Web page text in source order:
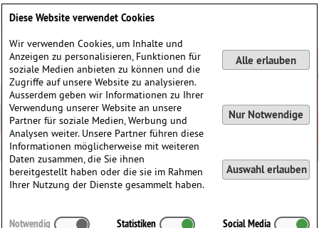
Michael Glinka
Glinka
Diese Website verwendet Cookies
Wir verwenden Cookies, um Inhalte und
Anzeigen zu personalisieren, Funktionen für
soziale Medien anbieten zu können und die
Zugriffe auf unsere Website zu analysieren.
Ausserdem geben wir Informationen zu Ihrer
Verwendung unserer Website an unsere
Partner für soziale Medien, Werbung und
Analysen weiter. Unsere Partner führen diese
Informationen möglicherweise mit weiteren
Daten zusammen, die Sie ihnen
bereitgestellt haben oder die sie im Rahmen
Ihrer Nutzung der Dienste gesammelt haben.
Alle erlauben
Nur Notwendige
Auswahl erlauben
Notwendig Statistiken Social Media